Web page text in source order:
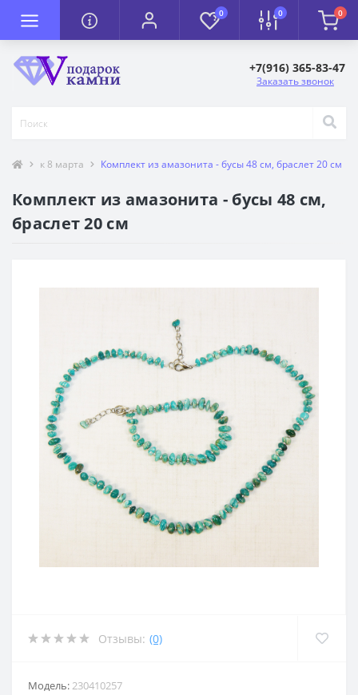
0 0 0
+7(916) 365-83-47
Заказать звонок
к 8 марта Комплект из амазонита - бусы 48 см, браслет 20 см
Комплект из амазонита - бусы 48 см,
браслет 20 см
Отзывы: (0)
Модель:230410257